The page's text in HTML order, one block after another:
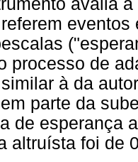
processo de
à da
parte da
de esperança
altruísta foi de